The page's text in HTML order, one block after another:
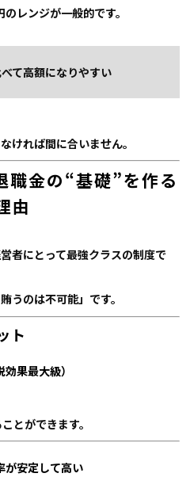
レンジが一般的です。
て高額になりやすい
ければ間に合いません。
職金の“基礎”を作る
由
者にとって最強クラスの制度で
うのは不可能」です。
ト
果最大級）
とができます。
安定して高い